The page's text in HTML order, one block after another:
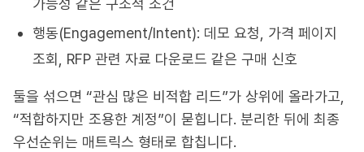
가능성 같은 구조적 조건
행동(Engagement/Intent): 데모 요청, 가격 페이지
조회, RFP 관련 자료 다운로드 같은 구매 신호
둘을 섞으면 “관심 많은 비적합 리드”가 상위에 올라가고,
“적합하지만 조용한 계정”이 묻힙니다. 분리한 뒤에 최종
우선순위는 매트릭스 형태로 합칩니다.